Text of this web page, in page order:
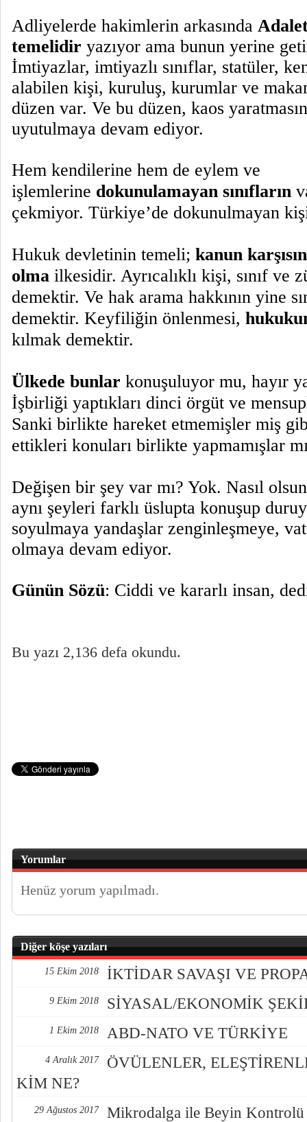
Adliyelerde hakimlerin arkasında
temelidir yazıyor ama bunun yerine
İmtiyazlar, imtiyazlı sınıflar, statüler,
alabilen kişi, kuruluş, kurumlar ve
düzen var. Ve bu düzen, kaos
uyutulmaya devam ediyor.
Hem kendilerine hem de eylem ve
işlemlerine dokunulamayan sınıfların
çekmiyor. Türkiye’de dokunulmayan
Hukuk devletinin temeli; kanun
olma ilkesidir. Ayrıcalıklı kişi, sınıf ve
demektir. Ve hak arama hakkının yine
demektir. Keyfiliğin önlenmesi,
kılmak demektir.
Ülkede bunlar konuşuluyor mu, hayır
İşbirliği yaptıkları dinci örgüt ve
Sanki birlikte hareket etmemişler miş
ettikleri konuları birlikte yapmamışlar
Değişen bir şey var mı? Yok. Nasıl
aynı şeyleri farklı üslupta konuşup
soyulmaya yandaşlar zenginleşmeye,
olmaya devam ediyor.
Günün Sözü: Ciddi ve kararlı insan,
Bu yazı 2,136 defa okundu.
Yorumlar
Henüz yorum yapılmadı.
Diğer köşe yazıları
15 Ekim 2018 İKTİDAR SAVAŞI VE
9 Ekim 2018 SİYASAL/EKONOMİK
1 Ekim 2018 ABD-NATO VE TÜRKİYE
4 Aralık 2017
ÖVÜLENLER,
KİM NE?
29 Ağustos 2017 Mikrodalga ile Beyin Kontrolü